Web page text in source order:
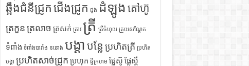
ឆ្អឹងជំនីជ្រូក ជើងជ្រូក ដូង ដំឡូង តៅហ៊ូ
ត្រកួន ត្រលាច ត្រសក់ ត្រាវ ត្រី ត្រីចំហុយ ត្រួយសណ្តែក
ទំពាំង ទំពាំងបារាំង ននោង បង្គា បន្លែ ប្រហិតត្រី ប្រហិត
បង្គា ប្រហិតសាច់ជ្រូក ប្រហុក ផ្ទីក្រហម ផ្លែស៊ូ ផ្លែស្ពឺ